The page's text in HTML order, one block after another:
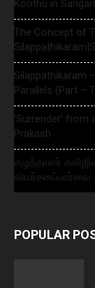
Koothu in
The Concept of
Silappathikaram
Parallels (Part –
‘Surrender’ from
Prakash
எழுத்தாளர்
விமர்சனப்பார்வை
POPULAR